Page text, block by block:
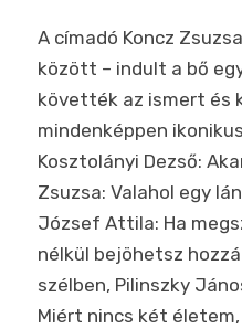
A címadó Koncz
között – indult a bő
követték az ismert és
mindenképpen
Kosztolányi Dezső:
Zsuzsa: Valahol egy
József Attila: Ha
nélkül bejöhetsz
szélben, Pilinszky
Miért nincs két